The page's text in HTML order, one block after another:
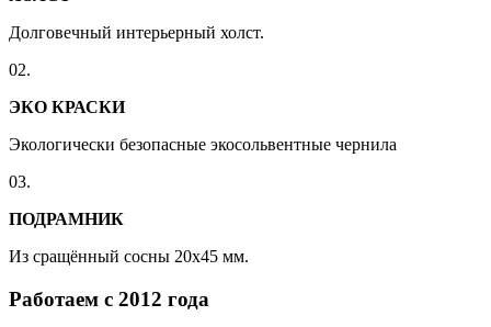
Долговечный интерьерный холст.
02.
ЭКО КРАСКИ
Экологически безопасные экосольвентные чернила
03.
ПОДРАМНИК
Из сращённый сосны 20x45 мм.
Работаем с 2012 года